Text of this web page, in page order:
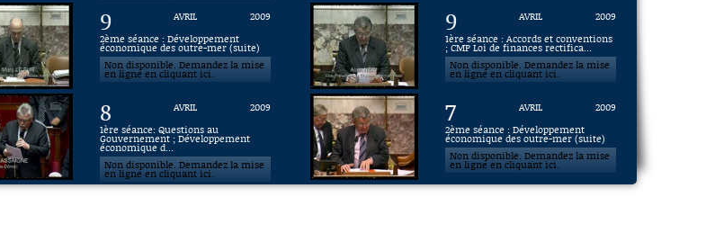
9 AVRIL
2009
2ème séance : Développement
économique des outre-mer (suite)
Non disponible. Demandez la mise
en ligne en cliquant ici.
9 AVRIL
2009
1ère séance : Accords et conventions
; CMP Loi de finances rectifica...
Non disponible. Demandez la mise
en ligne en cliquant ici.
8 AVRIL
2009
1ère séance: Questions au
Gouvernement ; Développement
économique d...
Non disponible. Demandez la mise
en ligne en cliquant ici.
7 AVRIL
2009
2ème séance : Développement
économique des outre-mer (suite)
Non disponible. Demandez la mise
en ligne en cliquant ici.